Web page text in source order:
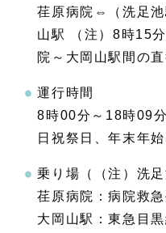
荏原病院⇔（洗足
山駅 （注）8時15
院～大岡山駅間の直
運行時間
8時00分～18時09
日祝祭日、年末年
乗り場（（注）洗
荏原病院：病院救
大岡山駅：東急目